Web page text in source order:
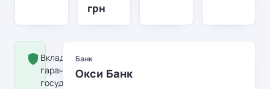
грн
Вклад застрахован Фондом
гарантирования вкладов физлиц:
государство гарантирует возврат
Банк
Окси Банк